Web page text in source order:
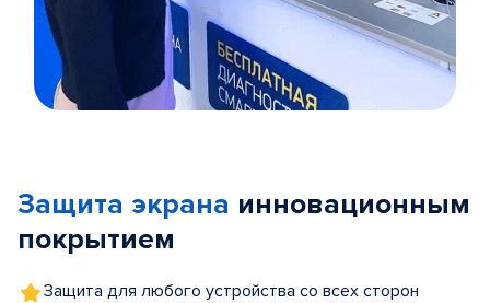
5
Защита экрана инновационным
покрытием
Защита для любого устройства со всех сторон